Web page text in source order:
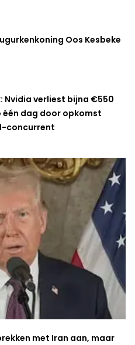
Oos Kesbeke
Nvidia verliest bijna €550
één dag door opkomst
concurrent
met Iran aan, maar